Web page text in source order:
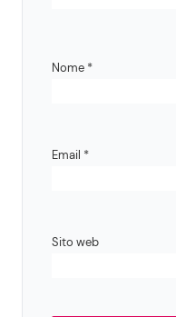
Nome *
Email *
Sito web